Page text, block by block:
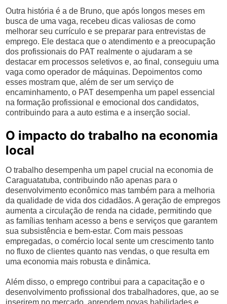
Outra história é a de Bruno, que após longos meses em
busca de uma vaga, recebeu dicas valiosas de como
melhorar seu currículo e se preparar para entrevistas de
emprego. Ele destaca que o atendimento e a preocupação
dos profissionais do PAT realmente o ajudaram a se
destacar em processos seletivos e, ao final, conseguiu uma
vaga como operador de máquinas. Depoimentos como
esses mostram que, além de ser um serviço de
encaminhamento, o PAT desempenha um papel essencial
na formação profissional e emocional dos candidatos,
contribuindo para a auto estima e a inserção social.
O impacto do trabalho na economia
local
O trabalho desempenha um papel crucial na economia de
Caraguatatuba, contribuindo não apenas para o
desenvolvimento econômico mas também para a melhoria
da qualidade de vida dos cidadãos. A geração de empregos
aumenta a circulação de renda na cidade, permitindo que
as famílias tenham acesso a bens e serviços que garantem
sua subsistência e bem-estar. Com mais pessoas
empregadas, o comércio local sente um crescimento tanto
no fluxo de clientes quanto nas vendas, o que resulta em
uma economia mais robusta e dinâmica.
Além disso, o emprego contribui para a capacitação e o
desenvolvimento profissional dos trabalhadores, que, ao se
inserirem no mercado, aprendem novas habilidades e